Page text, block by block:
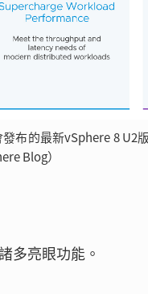
布的最新vSphere 8 U2
Blog）
多亮眼功能。